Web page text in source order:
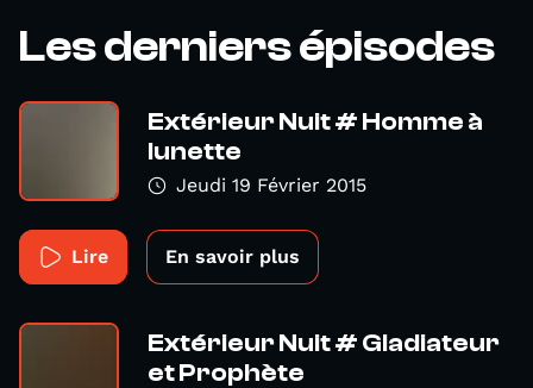
Les derniers épisodes
Extérieur Nuit # Homme à
lunette
Jeudi 19 Février 2015
Lire En savoir plus
Extérieur Nuit # Gladiateur
et Prophète